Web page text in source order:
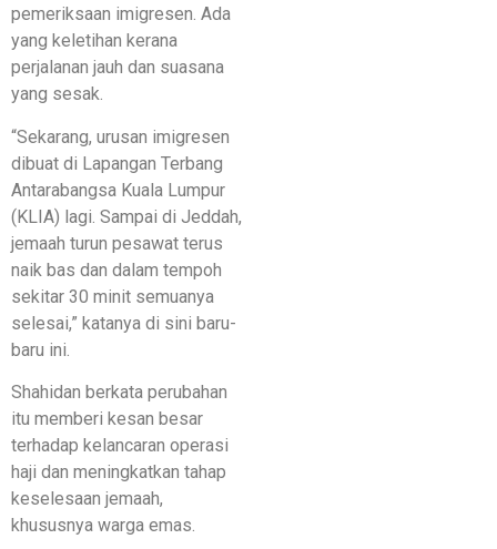
pemeriksaan imigresen. Ada
yang keletihan kerana
perjalanan jauh dan suasana
yang sesak.
“Sekarang, urusan imigresen
dibuat di Lapangan Terbang
Antarabangsa Kuala Lumpur
(KLIA) lagi. Sampai di Jeddah,
jemaah turun pesawat terus
naik bas dan dalam tempoh
sekitar 30 minit semuanya
selesai,” katanya di sini baru-
baru ini.
Shahidan berkata perubahan
itu memberi kesan besar
terhadap kelancaran operasi
haji dan meningkatkan tahap
keselesaan jemaah,
khususnya warga emas.